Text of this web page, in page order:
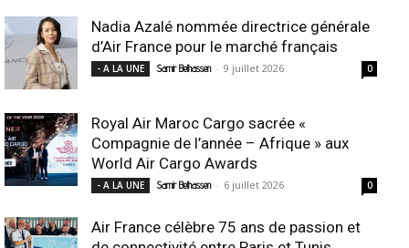
Nadia Azalé nommée directrice générale
d’Air France pour le marché français
- A LA UNE Samir Belhassen - 9 juillet 2026 0
Royal Air Maroc Cargo sacrée «
Compagnie de l’année – Afrique » aux
World Air Cargo Awards
- A LA UNE Samir Belhassen - 6 juillet 2026 0
Air France célèbre 75 ans de passion et